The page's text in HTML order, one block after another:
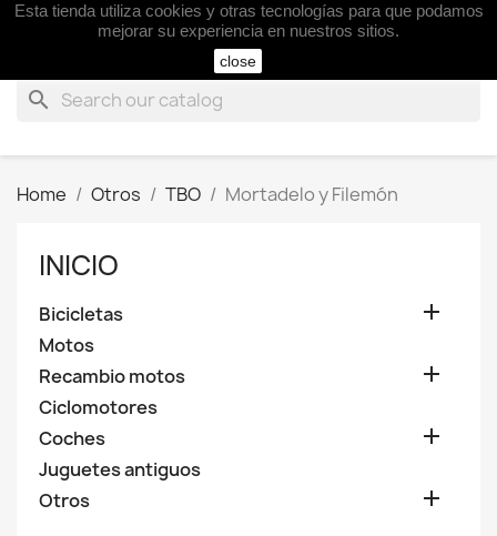
search
Home Otros TBO Mortadelo y Filemón
INICIO
Bicicletas 
Motos
Recambio motos

Ciclomotores
Coches

Juguetes antiguos
Otros

Esta tienda utiliza cookies y otras tecnologías para que podamos
mejorar su experiencia en nuestros sitios.
close